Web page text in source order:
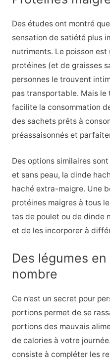
Des études ont montré
sensation de satiété plus
nutriments. Le poisson
protéines (et de graisses
personnes le trouvent
pas transportable. Mais
facilite la consommation
des sachets prêts à
préassaisonnés et
Des options similaires
et sans peau, la dinde
haché extra-maigre. Une
protéines maigres à tous
tas de poulet ou de dinde
et de les incorporer à
Des légumes
nombre
Ce n’est un secret pour
portions permet de se
portions des mauvais
de calories à votre
consiste à compléter les